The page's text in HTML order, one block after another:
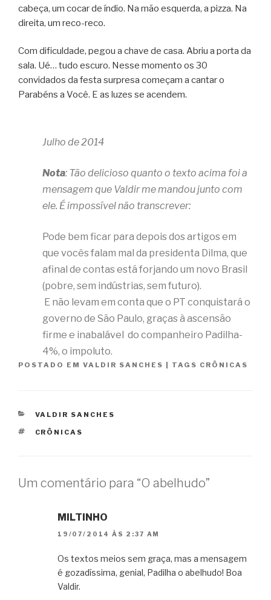
cabeça, um cocar de índio. Na mão esquerda, a pizza. Na
direita, um reco-reco.
Com dificuldade, pegou a chave de casa. Abriu a porta da
sala. Ué… tudo escuro. Nesse momento os 30
convidados da festa surpresa começam a cantar o
Parabéns a Você. E as luzes se acendem.
Julho de 2014
Nota: Tão delicioso quanto o texto acima foi a
mensagem que Valdir me mandou junto com
ele. É impossível não transcrever:
Pode bem ficar para depois dos artigos em
que vocês falam mal da presidenta Dilma, que
afinal de contas está forjando um novo Brasil
(pobre, sem indústrias, sem futuro).
E não levam em conta que o PT conquistará o
governo de São Paulo, graças à ascensão
firme e inabalável do companheiro Padilha-
4%, o impoluto.
POSTADO EM VALDIR SANCHES | TAGS CRÔNICAS
CATEGORIAS
VALDIR SANCHES
TAGS
CRÔNICAS
Um comentário para “O abelhudo”
MILTINHO
19/07/2014 ÀS 2:37 AM
Os textos meios sem graça, mas a mensagem
é gozadíssima, genial, Padilha o abelhudo! Boa
Valdir.